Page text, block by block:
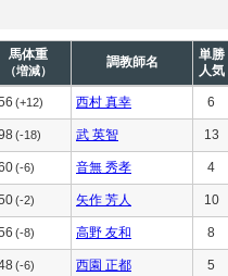
馬体重
（増減）
調教師名
単勝
人気
(+12) 西村 真幸 6
(-18) 武 英智 13
(-6) 音無 秀孝 4
(-2) 矢作 芳人 10
(-8) 高野 友和 8
(-6) 西園 正都 5